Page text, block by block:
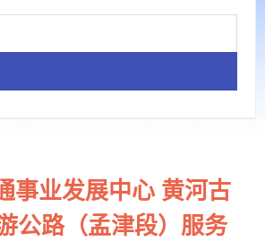
事业发展中心 黄河古
公路（孟津段）服务